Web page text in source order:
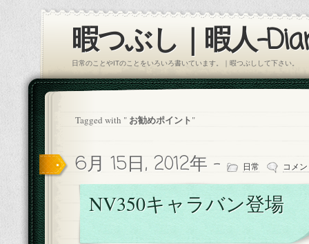
暇つぶし｜暇人-
日常のことやITのことをいろいろ書いています。｜暇つぶしして下さい。
Tagged with " お勧めポイント"
6月 15日, 2012年 - 日常 コメ
NV350キャラバン登場